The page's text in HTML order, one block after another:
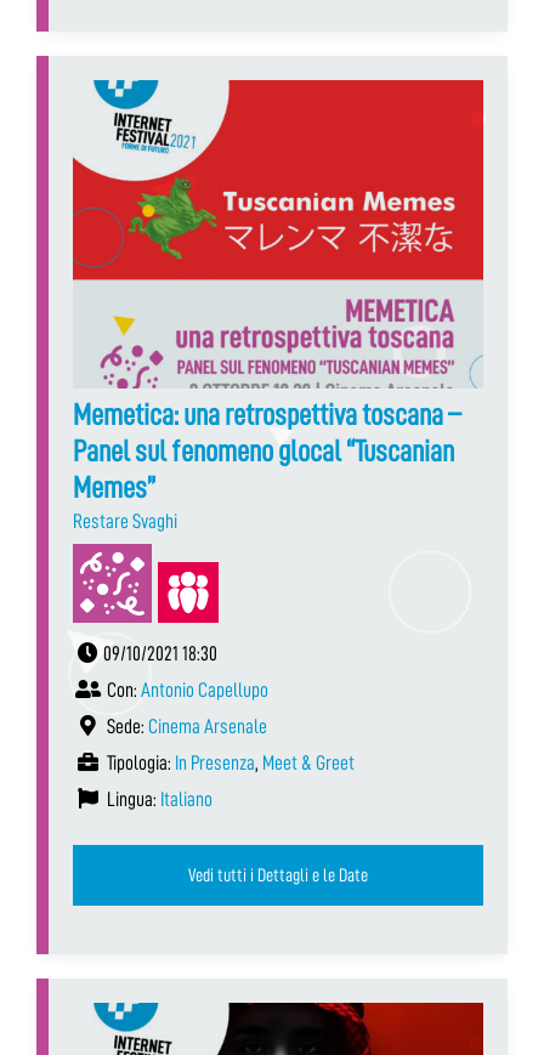
Memetica: una retrospettiva toscana –
Panel sul fenomeno glocal “Tuscanian
Memes”
Restare Svaghi
09/10/2021 18:30
Con: Antonio Capellupo
Sede: Cinema Arsenale
Tipologia: In Presenza, Meet & Greet
Lingua: Italiano
Vedi tutti i Dettagli e le Date